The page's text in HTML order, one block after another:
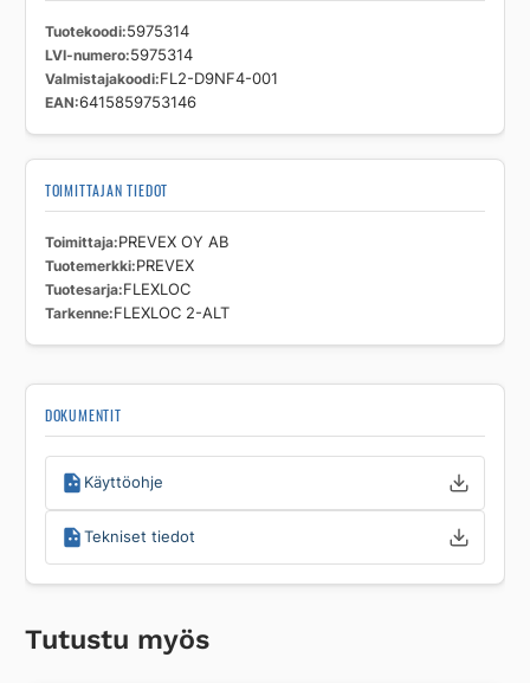
Tuotekoodi 5975314
LVI-numero 5975314
Valmistajakoodi FL2-D9NF4-001
EAN 6415859753146
TOIMITTAJAN TIEDOT
Toimittaja PREVEX OY AB
Tuotemerkki PREVEX
Tuotesarja FLEXLOC
Tarkenne FLEXLOC 2-ALT
DOKUMENTIT
Käyttöohje
Tekniset tiedot
Tutustu myös